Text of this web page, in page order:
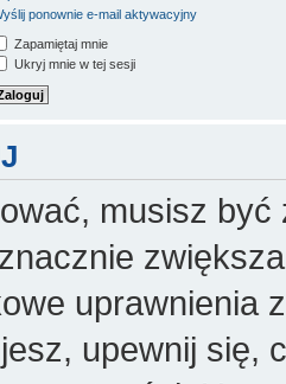
ponownie e-mail aktywacyjny
Zapamiętaj mnie
Ukryj mnie w tej sesji
musisz
uprawnienia
upewnij się,